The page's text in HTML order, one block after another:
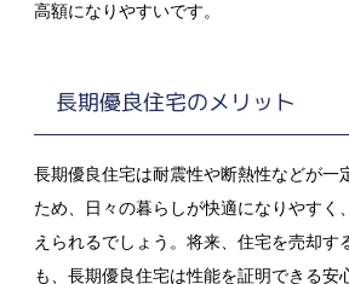
高額になりやすいです。
長期優良住宅のメリット
長期優良住宅は耐震性や断熱性などが一
ため、日々の暮らしが快適になりやすく
えられるでしょう。将来、住宅を売却す
も、長期優良住宅は性能を証明できる安